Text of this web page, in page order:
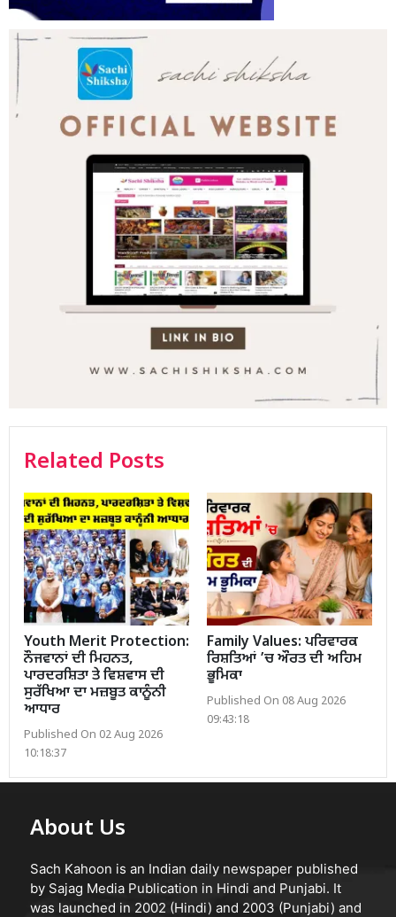
Related Posts
Youth Merit Protection:
ਨੌਜਵਾਨਾਂ ਦੀ ਮਿਹਨਤ,
ਪਾਰਦਰਸ਼ਿਤਾ ਤੇ ਵਿਸ਼ਵਾਸ ਦੀ
ਸੁਰੱਖਿਆ ਦਾ ਮਜ਼ਬੂਤ ਕਾਨੂੰਨੀ
ਆਧਾਰ
Published On 02 Aug 2026
10:18:37
Family Values: ਪਰਿਵਾਰਕ
ਰਿਸ਼ਤਿਆਂ ’ਚ ਔਰਤ ਦੀ ਅਹਿਮ
ਭੂਮਿਕਾ
Published On 08 Aug 2026
09:43:18
About Us
Sach Kahoon is an Indian daily newspaper published
by Sajag Media Publication in Hindi and Punjabi. It
was launched in 2002 (Hindi) and 2003 (Punjabi) and